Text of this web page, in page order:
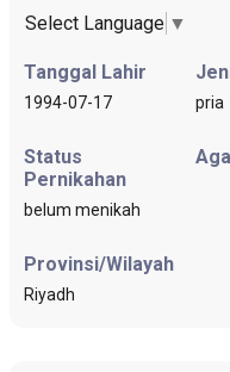
Select Language ▼
Tanggal Lahir
1994-07-17 pria
Status
Pernikahan
belum menikah
Provinsi/Wilayah
Riyadh